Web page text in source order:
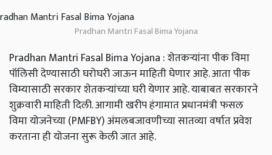
Pradhan Mantri Fasal Bima Yojana
Pradhan Mantri Fasal Bima Yojana : शेतकऱ्यांना पीक विमा
पॉलिसी देण्यासाठी घरोघरी जाऊन माहिती घेणार आहे. आता पीक
विम्यासाठी सरकार शेतकर्‍यांच्या घरी येणार आहे. याबाबत सरकारने
शुक्रवारी माहिती दिली. आगामी खरीप हंगामात प्रधानमंत्री फसल
विमा योजनेच्या (PMFBY) अंमलबजावणीच्या सातव्या वर्षात प्रवेश
करताना ही योजना सुरू केली जात आहे.